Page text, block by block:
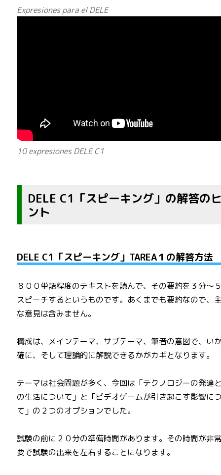
Expresiones para el DELE
10 expresiones DELE C1
DELE C1「スピーキング」の解答の
ント
DELE C1「スピーキング」TAREA１の解答方法
８００単語程度のテキストを読んで、その要約を３分～
スピーチするというものです。あくまでも要約なので、
な意見は含みません。
構成は、メインテーマ、サブテーマ、筆者の意図で、い
確に、そして理論的に解説できるかがカギとなります。
テーマは社会問題が多く、今回は「テクノロジーの発達
の生活について」と「ビデオゲームが引き起こす影響に
て」の２つのオプションでした。
試験の前に２０分の準備時間があります。その時間が非
要で試験の出来を左右することになります。